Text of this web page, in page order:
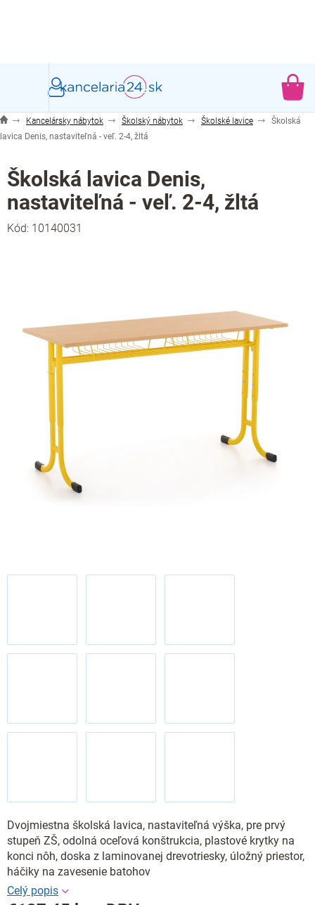
Kancelársky nábytok Školský nábytok Školské lavice
Školská
lavica Denis, nastaviteľná - veľ. 2-4, žltá
Školská lavica Denis,
nastaviteľná - veľ. 2-4, žltá
Kód: 10140031
Dvojmiestna školská lavica, nastaviteľná výška, pre prvý
stupeň ZŠ, odolná oceľová konštrukcia, plastové krytky na
konci nôh, doska z laminovanej drevotriesky, úložný priestor,
háčiky na zavesenie batohov